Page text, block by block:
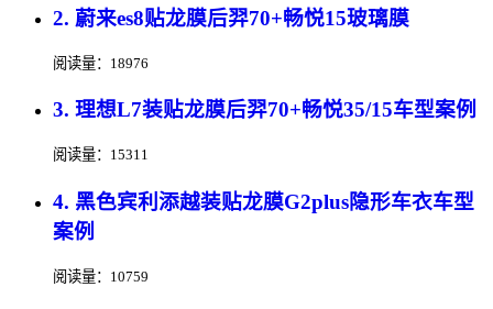
2. 蔚来es8贴龙膜后羿70+畅悦15玻璃膜
阅读量：18976
3. 理想L7装贴龙膜后羿70+畅悦35/15车型案例
阅读量：15311
4. 黑色宾利添越装贴龙膜G2plus隐形车衣车型
案例
阅读量：10759